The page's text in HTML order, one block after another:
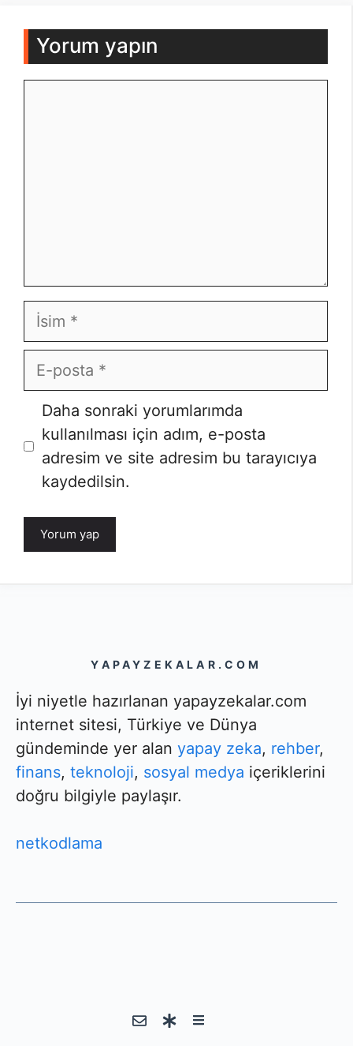
Yorum yapın
İsim
E-
posta
İnternet
sitesi
Daha sonraki yorumlarımda
kullanılması için adım, e-posta
adresim ve site adresim bu tarayıcıya
kaydedilsin.
YAPAYZEKALAR.COM
İyi niyetle hazırlanan yapayzekalar.com
internet sitesi, Türkiye ve Dünya
gündeminde yer alan yapay zeka, rehber,
finans, teknoloji, sosyal medya içeriklerini
doğru bilgiyle paylaşır.
netkodlama